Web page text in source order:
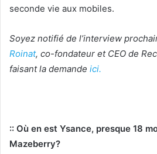
seconde vie aux mobiles.
Soyez notifié de l’interview
Roinat, co-fondateur et CEO de
faisant la demande ici.
:: Où en est Ysance, presque 18
Mazeberry?